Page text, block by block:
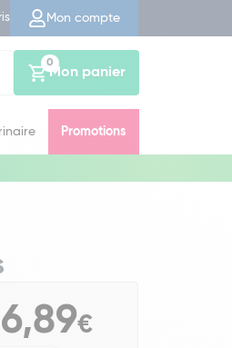
Mon compte
Mon panier
0
Promotions
6,89€